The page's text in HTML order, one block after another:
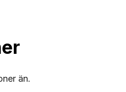
än.